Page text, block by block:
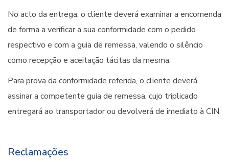
No acto da entrega, o cliente deverá examinar a encomenda
de forma a verificar a sua conformidade com o pedido
respectivo e com a guia de remessa, valendo o silêncio
como recepção e aceitação tácitas da mesma.
Para prova da conformidade referida, o cliente deverá
assinar a competente guia de remessa, cujo triplicado
entregará ao transportador ou devolverá de imediato à CIN.
Reclamações